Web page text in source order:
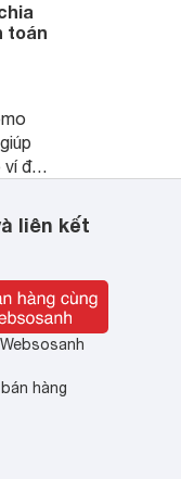
toán
để
liên kết
hàng